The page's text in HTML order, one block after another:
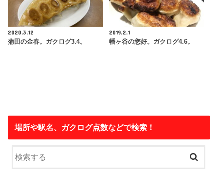
2020.3.12
蒲田の金春。ガクログ3.4。
2019.2.1
幡ヶ谷の您好。ガクログ4.6。
場所や駅名、ガクログ点数などで検索！